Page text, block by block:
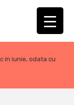
in iunie, odata cu